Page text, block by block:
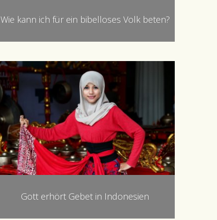
Wie kann ich für ein bibelloses Volk beten?
Gott erhört Gebet in Indonesien